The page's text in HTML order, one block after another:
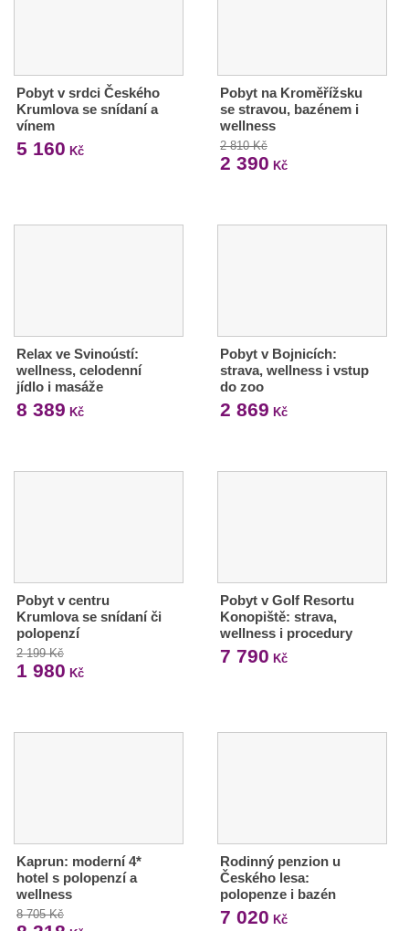
Pobyt v srdci Českého
Krumlova se snídaní a
vínem
5 160 Kč
Pobyt na Kroměřížsku
se stravou, bazénem i
wellness
2 810 Kč
2 390 Kč
Relax ve Svinoústí:
wellness, celodenní
jídlo i masáže
8 389 Kč
Pobyt v Bojnicích:
strava, wellness i vstup
do zoo
2 869 Kč
Pobyt v centru
Krumlova se snídaní či
polopenzí
2 199 Kč
1 980 Kč
Pobyt v Golf Resortu
Konopiště: strava,
wellness i procedury
7 790 Kč
Kaprun: moderní 4*
hotel s polopenzí a
wellness
8 705 Kč
Rodinný penzion u
Českého lesa:
polopenze i bazén
7 020 Kč